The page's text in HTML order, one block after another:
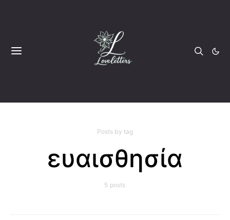
Posts by tag
ευαισθησία
5 posts